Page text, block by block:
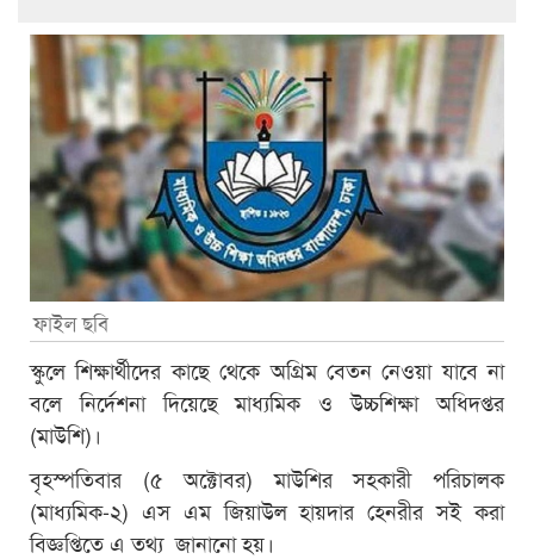
ফাইল ছবি
স্কুলে শিক্ষার্থীদের কাছে থেকে অগ্রিম বেতন নেওয়া যাবে না
বলে নির্দেশনা দিয়েছে মাধ্যমিক ও উচ্চশিক্ষা অধিদপ্তর
(মাউশি)।
বৃহস্পতিবার (৫ অক্টোবর) মাউশির সহকারী পরিচালক
(মাধ্যমিক-২) এস এম জিয়াউল হায়দার হেনরীর সই করা
বিজ্ঞপ্তিতে এ তথ্য জানানো হয়।